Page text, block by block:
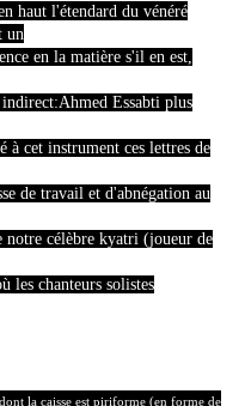
haut l'étendard du vénéré
un
en la matière s'il en est,
Essabti plus
à cet instrument ces lettres de
de travail et d'abnégation au
notre célèbre kyatri (joueur de
les chanteurs solistes
la caisse est piriforme (en forme de